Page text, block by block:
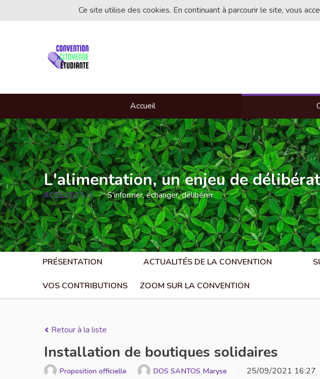
Ce site utilise des cookies. En continuant à parcourir le site, vous
Accueil
L'alimentation, un enjeu de
#CCE2021
(Lien externe)
S'informer, échanger, délibérer
PRÉSENTATION ACTUALITÉS DE LA CONVENTION
VOS CONTRIBUTIONS ZOOM SUR LA CONVENTION
Retour à la liste
Installation de boutiques solidaires
Proposition officielle DOS SANTOS Maryse 25/09/2021 16:27